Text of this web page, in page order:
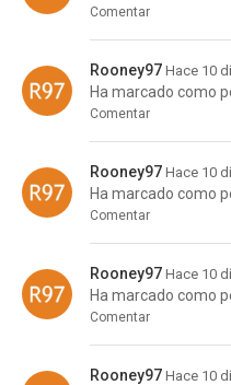
Comentar
Rooney97 Hace 10
Ha marcado como
Comentar
Rooney97 Hace 10
Ha marcado como
Comentar
Rooney97 Hace 10
Ha marcado como
Comentar
Rooney97 Hace 10